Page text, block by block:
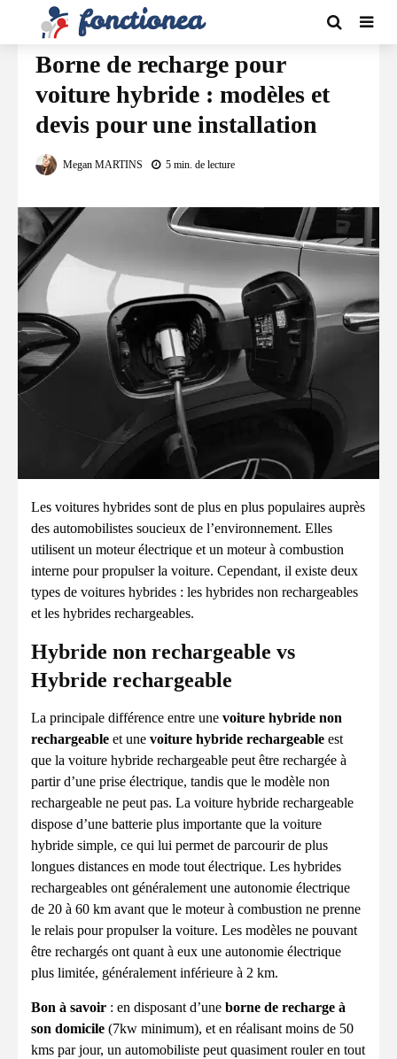
AUTOMOBILE / TRANSPORTS
Borne de recharge pour
voiture hybride : modèles et
devis pour une installation
Megan MARTINS 5 min. de lecture
Les voitures hybrides sont de plus en plus populaires auprès
des automobilistes soucieux de l’environnement. Elles
utilisent un moteur électrique et un moteur à combustion
interne pour propulser la voiture. Cependant, il existe deux
types de voitures hybrides : les hybrides non rechargeables
et les hybrides rechargeables.
Hybride non rechargeable vs
Hybride rechargeable
La principale différence entre une voiture hybride non
rechargeable et une voiture hybride rechargeable est
que la voiture hybride rechargeable peut être rechargée à
partir d’une prise électrique, tandis que le modèle non
rechargeable ne peut pas. La voiture hybride rechargeable
dispose d’une batterie plus importante que la voiture
hybride simple, ce qui lui permet de parcourir de plus
longues distances en mode tout électrique. Les hybrides
rechargeables ont généralement une autonomie électrique
de 20 à 60 km avant que le moteur à combustion ne prenne
le relais pour propulser la voiture. Les modèles ne pouvant
être rechargés ont quant à eux une autonomie électrique
plus limitée, généralement inférieure à 2 km.
Bon à savoir : en disposant d’une borne de recharge à
son domicile (7kw minimum), et en réalisant moins de 50
kms par jour, un automobiliste peut quasiment rouler en tout